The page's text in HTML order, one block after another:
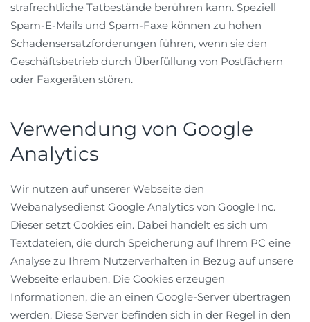
strafrechtliche Tatbestände berühren kann. Speziell
Spam-E-Mails und Spam-Faxe können zu hohen
Schadensersatzforderungen führen, wenn sie den
Geschäftsbetrieb durch Überfüllung von Postfächern
oder Faxgeräten stören.
Verwendung von Google
Analytics
Wir nutzen auf unserer Webseite den
Webanalysedienst Google Analytics von Google Inc.
Dieser setzt Cookies ein. Dabei handelt es sich um
Textdateien, die durch Speicherung auf Ihrem PC eine
Analyse zu Ihrem Nutzerverhalten in Bezug auf unsere
Webseite erlauben. Die Cookies erzeugen
Informationen, die an einen Google-Server übertragen
werden. Diese Server befinden sich in der Regel in den